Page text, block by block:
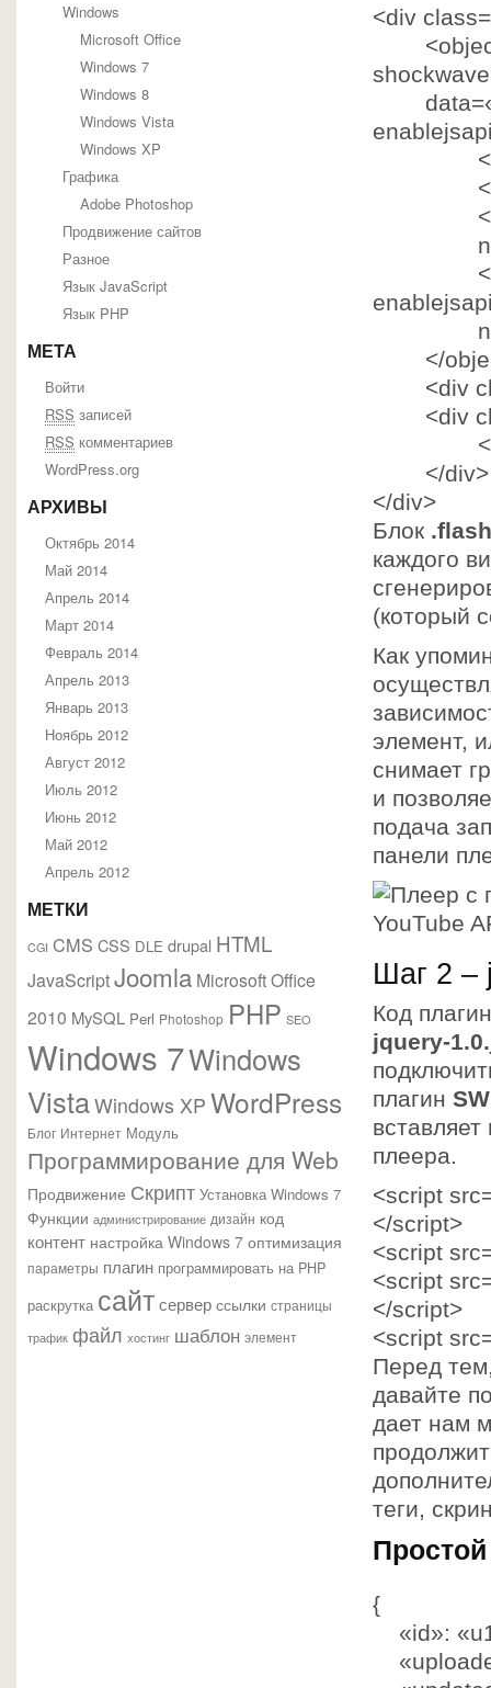
Windows
Microsoft Office
Windows 7
Windows 8
Windows Vista
Windows XP
Графика
Adobe Photoshop
Продвижение сайтов
Разное
Язык JavaScript
Язык PHP
МЕТА
Войти
RSS записей
RSS комментариев
WordPress.org
АРХИВЫ
Октябрь 2014
Май 2014
Апрель 2014
Март 2014
Февраль 2014
Апрель 2013
Январь 2013
Ноябрь 2012
Август 2012
Июль 2012
Июнь 2012
Май 2012
Апрель 2012
МЕТКИ
CGI CMS CSS DLE drupal HTML
JavaScriptJoomla Microsoft Office
2010 MySQL Perl Photoshop PHP SEO
Windows 7Windows
VistaWindows XP WordPress
Блог Интернет Модуль
Программирование для Web
Продвижение Скрипт Установка Windows 7
Функции администрирование дизайн код
контент настройка Windows 7 оптимизация
параметры плагин программировать на PHP
раскрутка сайтсервер ссылки страницы
трафик файл хостинг шаблон элемент
<div class=
<object
data=
</
<div
<div
</div>
</div>
Блок
каждого
(который
Как
элемент,
снимает
и
подача
панели
Шаг 2 –
Код
jquery-
плагин
плеера.
<script
</script>
<script
<script
</script>
<script
Перед
давайте
дает нам
теги,
{
«id»: